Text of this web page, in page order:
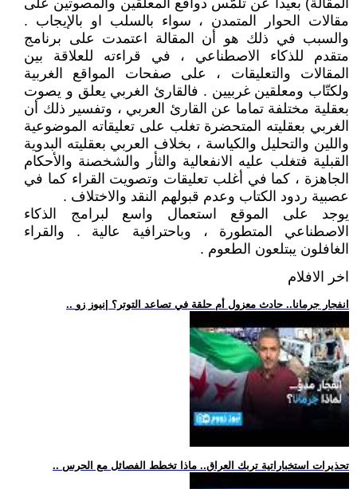
المقالة) بعيدا عن تلمّس دوافع المعلقين والمصوتين على
مقالات الحوار المتمدن ، سواء بالسلب او بالإيجاب .
والسبب في ذلك هو أن المقالة اعتمدت على برنامج
متقدم للذكاء الاصطناعي ، في قراءته للعلاقة بين
المقالات والتعليقات ، على صفحات المواقع الغربية
ولكتّاب ومعلقين غربيين . فالقارئ الغربي يعلق و يصوت
بعقلية مختلفة تماما عن القارئ العربي ، وتفسير ذلك أن
الغربي بعقليته المتحضرة تغلب على تعليقاته الموضوعية
واللين والتحليل والكياسة ، بخلاف العربي بعقليته البدوية
القبلية فتغلب عليه الانفعالية والثأر والشخصنة والأحكام
الجاهزة ، كما في أغلب تعليقات وتصويت القراء كما في
عصبية ردود الكتاب وعدم قبولهم النقد والاختلاف .
يوجد على الموقع استعمال واسع لبرامج الذكاء
الاصطناعي المتطورة ، وباحترافية عالية . والقراء
الغافلون يبتلعون الطعوم .
اخر الافلام
.. انفجار جرمانا.. حادث معزول أم حلقة في تصاعد التوتر؟ |نيوز زو
.. تحذيرات استخباراتية تربك العراق.. ماذا تخطط الفصائل مع الحرس